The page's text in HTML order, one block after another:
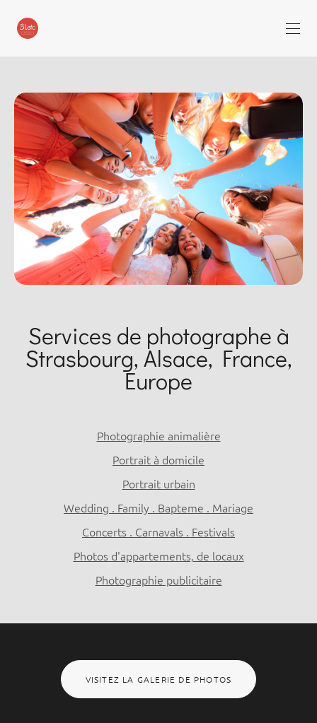
Services de photographe à
Strasbourg, Alsace, France,
Europe
Photographie animalière
Portrait à domicile
Portrait urbain
Wedding . Family . Bapteme . Mariage
Concerts . Carnavals . Festivals
Photos d'appartements, de locaux
Photographie publicitaire
VISITEZ LA GALERIE DE PHOTOS